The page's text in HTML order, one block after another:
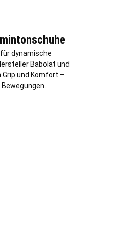
dynamische
Babolat und
und Komfort –